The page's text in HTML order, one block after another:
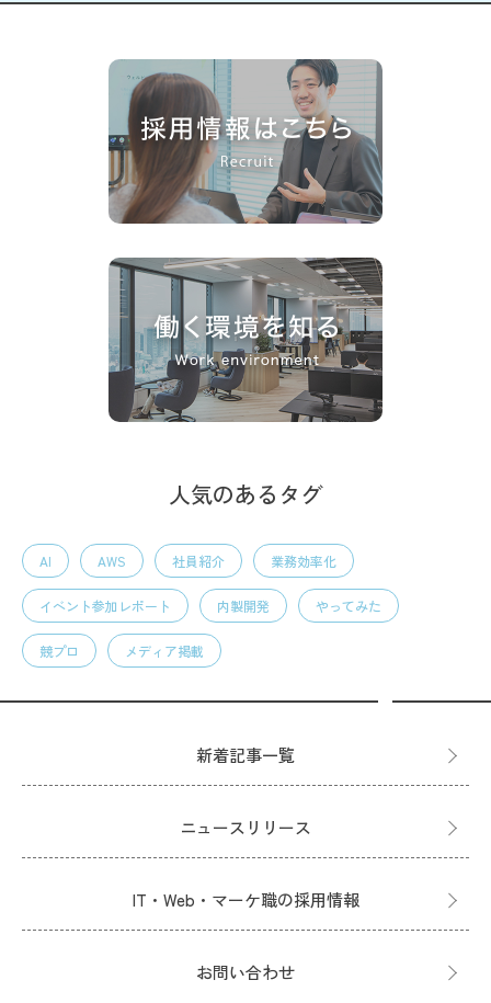
人気のあるタグ
AI AWS 社員紹介 業務効率化
イベント参加レポート 内製開発 やってみた
競プロ メディア掲載
新着記事一覧
ニュースリリース
IT・Web・マーケ職の採用情報
お問い合わせ